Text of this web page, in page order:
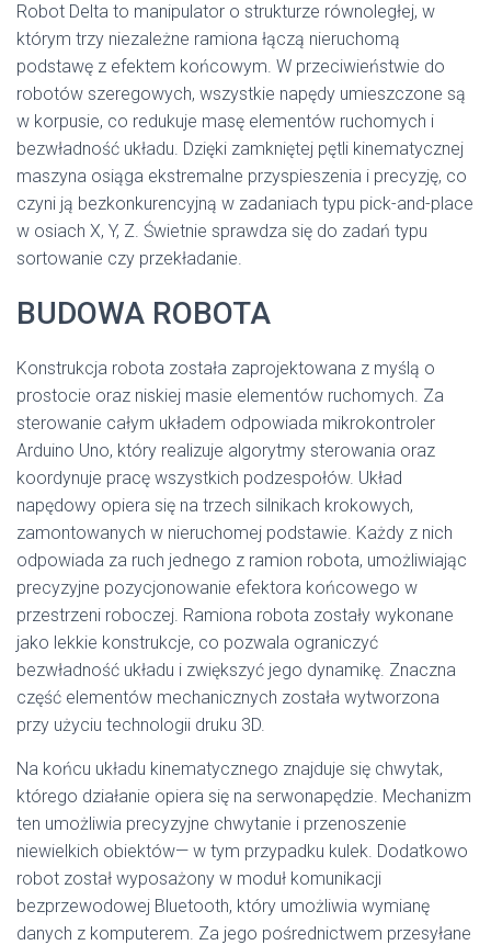
Robot Delta to manipulator o strukturze równoległej, w
którym trzy niezależne ramiona łączą nieruchomą
podstawę z efektem końcowym. W przeciwieństwie do
robotów szeregowych, wszystkie napędy umieszczone są
w korpusie, co redukuje masę elementów ruchomych i
bezwładność układu. Dzięki zamkniętej pętli kinematycznej
maszyna osiąga ekstremalne przyspieszenia i precyzję, co
czyni ją bezkonkurencyjną w zadaniach typu pick-and-place
w osiach X, Y, Z. Świetnie sprawdza się do zadań typu
sortowanie czy przekładanie.
BUDOWA ROBOTA
Konstrukcja robota została zaprojektowana z myślą o
prostocie oraz niskiej masie elementów ruchomych. Za
sterowanie całym układem odpowiada mikrokontroler
Arduino Uno, który realizuje algorytmy sterowania oraz
koordynuje pracę wszystkich podzespołów. Układ
napędowy opiera się na trzech silnikach krokowych,
zamontowanych w nieruchomej podstawie. Każdy z nich
odpowiada za ruch jednego z ramion robota, umożliwiając
precyzyjne pozycjonowanie efektora końcowego w
przestrzeni roboczej. Ramiona robota zostały wykonane
jako lekkie konstrukcje, co pozwala ograniczyć
bezwładność układu i zwiększyć jego dynamikę. Znaczna
część elementów mechanicznych została wytworzona
przy użyciu technologii druku 3D.
Na końcu układu kinematycznego znajduje się chwytak,
którego działanie opiera się na serwonapędzie. Mechanizm
ten umożliwia precyzyjne chwytanie i przenoszenie
niewielkich obiektów— w tym przypadku kulek. Dodatkowo
robot został wyposażony w moduł komunikacji
bezprzewodowej Bluetooth, który umożliwia wymianę
danych z komputerem. Za jego pośrednictwem przesyłane